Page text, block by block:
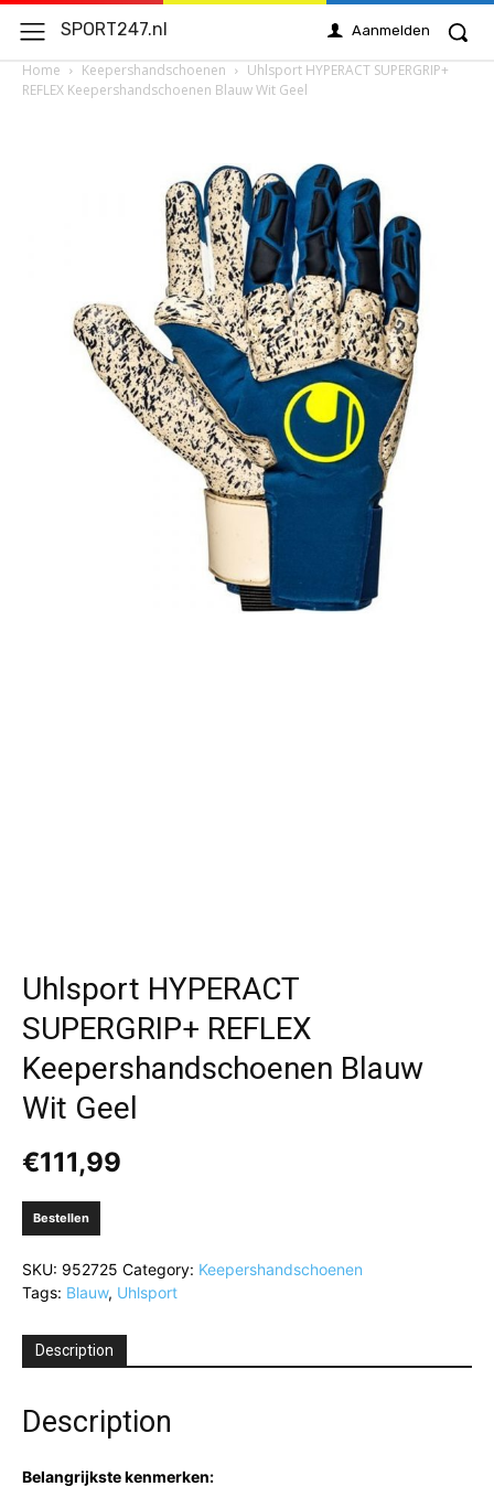
SPORT247.nl Aanmelden
Home Keepershandschoenen
Uhlsport HYPERACT SUPERGRIP+
REFLEX Keepershandschoenen Blauw Wit Geel
Uhlsport HYPERACT
SUPERGRIP+ REFLEX
Keepershandschoenen Blauw
Wit Geel
€111,99
Bestellen
SKU: 952725 Category: Keepershandschoenen
Tags: Blauw, Uhlsport
Description
Description
Belangrijkste kenmerken: